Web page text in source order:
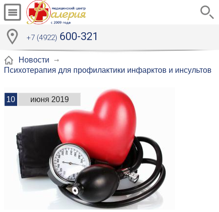
+7 (4922) 600-321
Новости
Психотерапия для профилактики инфарктов и инсультов
10 июня 2019